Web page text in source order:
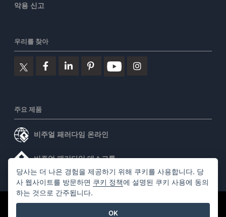
악용 신고
우리를 찾아
주요 제품
비주얼 패러다임 온라인
비주얼 패러다임 데스크톱
©2026 by Visual Paradigm. 모든 권리 보유.
당사는 더 나은 경험을 제공하기 위해 쿠키를 사용합니다. 당
사 웹사이트를 방문하면 쿠키 정책에 설명된 쿠키 사용에 동의
하는 것으로 간주됩니다.
OK